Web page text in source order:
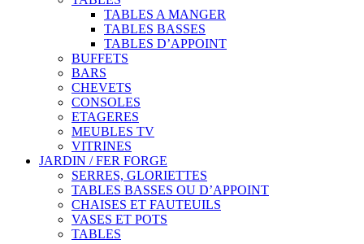
TABLES A MANGER
TABLES BASSES
TABLES D’APPOINT
BUFFETS
BARS
CHEVETS
CONSOLES
ETAGERES
MEUBLES TV
VITRINES
JARDIN / FER FORGE
SERRES, GLORIETTES
TABLES BASSES OU D’APPOINT
CHAISES ET FAUTEUILS
VASES ET POTS
TABLES